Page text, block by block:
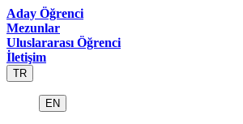
Aday Öğrenci
Mezunlar
Uluslararası Öğrenci
İletişim
TR
EN